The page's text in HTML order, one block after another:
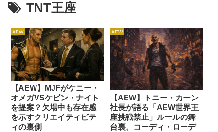
TNT王座
AEW
【AEW】MJFがケニー・
オメガVSケビン・ナイト
を提案？欠場中も存在感
を示すクリエイティビテ
ィの裏側
AEW
【AEW】トニー・カーン
社長が語る「AEW世界王
座挑戦禁止」ルールの舞
台裏。コーディ・ローデ